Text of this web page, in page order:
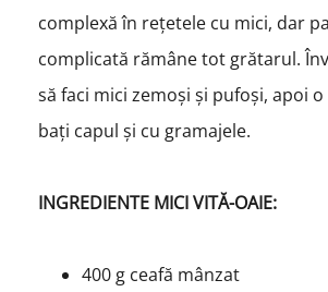
complexă în rețetele cu mici, dar
complicată rămâne tot grătarul.
să faci mici zemoși și pufoși, apoi
bați capul și cu gramajele.
INGREDIENTE MICI VITĂ-OAIE:
400 g ceafă mânzat